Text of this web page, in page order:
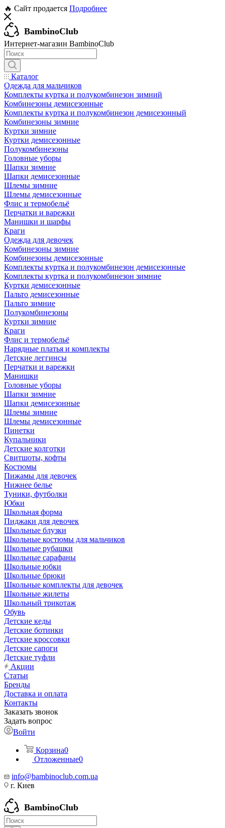
🔥 Сайт продается Подробнее
BambinoClub
Интернет-магазин BambinoClub
Каталог
Одежда для мальчиков
Комплекты куртка и полукомбинезон зимний
Комбинезоны демисезонные
Комплекты куртка и полукомбинезон демисезонный
Комбинезоны зимние
Куртки зимние
Куртки демисезонные
Полукомбинезоны
Головные уборы
Шапки зимние
Шапки демисезонные
Шлемы зимние
Шлемы демисезонные
Флис и термобельё
Перчатки и варежки
Манишки и шарфы
Краги
Одежда для девочек
Комбинезоны зимние
Комбинезоны демисезонные
Комплекты куртка и полукомбинезон демисезонные
Комплекты куртка и полукомбинезон зимние
Куртки демисезонные
Пальто демисезонные
Пальто зимние
Полукомбинезоны
Куртки зимние
Краги
Флис и термобельё
Нарядные платья и комплекты
Детские леггинсы
Перчатки и варежки
Манишки
Головные уборы
Шапки зимние
Шапки демисезонные
Шлемы зимние
Шлемы демисезонные
Пинетки
Купальники
Детские колготки
Свитшоты, кофты
Костюмы
Пижамы для девочек
Нижнее белье
Туники, футболки
Юбки
Школьная форма
Пиджаки для девочек
Школьные блузки
Школьные костюмы для мальчиков
Школьные рубашки
Школьные сарафаны
Школьные юбки
Школьные брюки
Школьные комплекты для девочек
Школьные жилеты
Школьный трикотаж
Обувь
Детские кеды
Детские ботинки
Детские кроссовки
Детские сапоги
Детские туфли
Акции
Статьи
Бренды
Доставка и оплата
Контакты
Заказать звонок
Задать вопрос
Войти
Корзина0
Отложенные0
info@bambinoclub.com.ua
г. Киев
BambinoClub